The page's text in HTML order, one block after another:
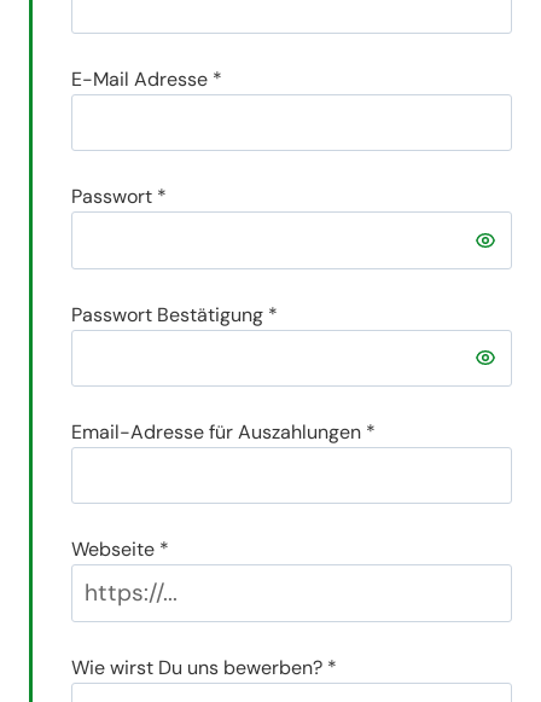
E-Mail Adresse *
Passwort *
Passwort Bestätigung *
Email-Adresse für Auszahlungen *
Webseite *
Wie wirst Du uns bewerben? *